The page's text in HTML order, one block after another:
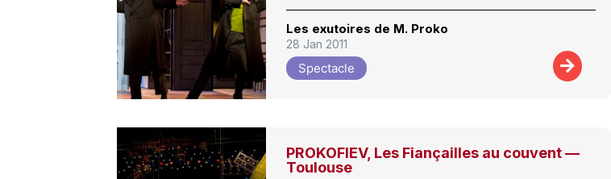
Les exutoires de M. Proko
28 Jan 2011
Spectacle
PROKOFIEV, Les Fiançailles au couvent —
Toulouse